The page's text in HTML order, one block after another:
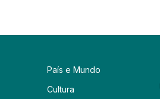
País e Mundo
Cultura